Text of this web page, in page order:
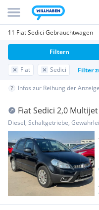
11 Fiat Sedici Gebrauchtwagen
Fiat Sedici Filter
Filtern
Infos zur Reihung der
Fiat Sedici 2,0
Diesel, Schaltgetriebe,